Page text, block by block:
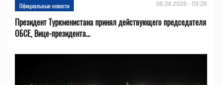
Официальные новости 06.08.2026 - 09:26
Президент Туркменистана принял действующего председателя
ОБСЕ, Вице-президента...